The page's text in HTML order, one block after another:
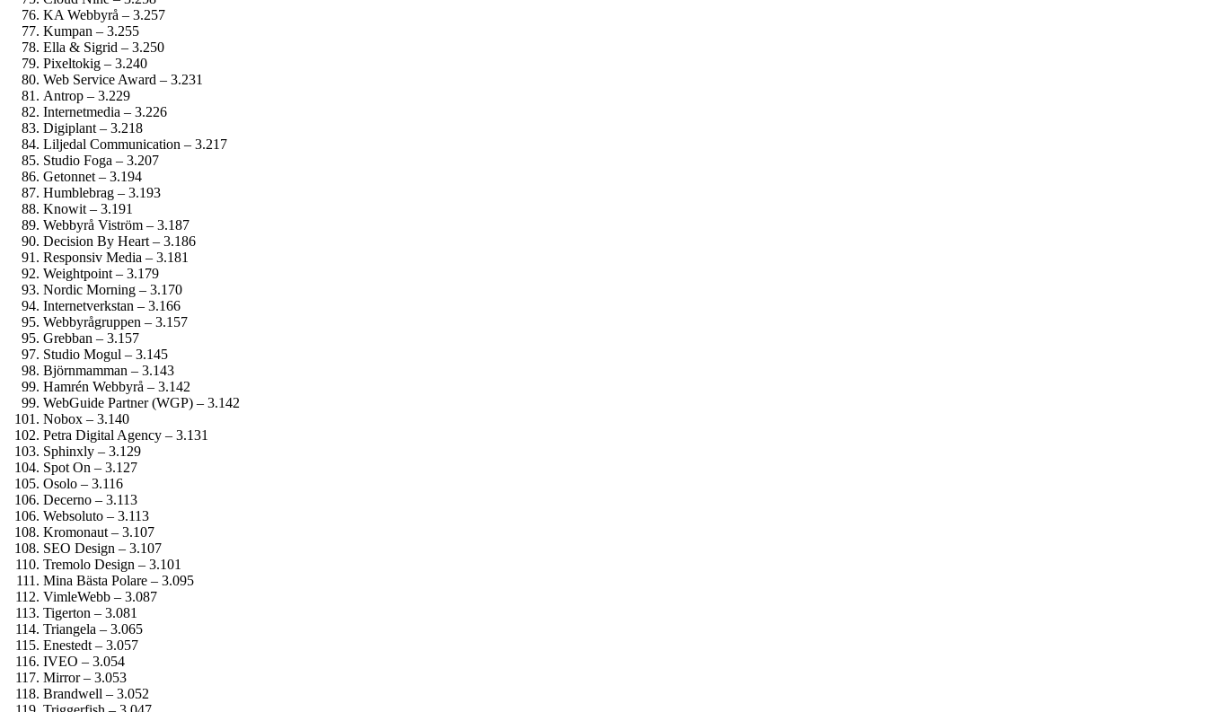
KA Webbyrå – 3.257
Kumpan – 3.255
Ella & Sigrid – 3.250
Pixeltokig – 3.240
Web Service Award – 3.231
Antrop – 3.229
Internetmedia – 3.226
Digiplant – 3.218
Liljedal Communication – 3.217
Studio Foga – 3.207
Getonnet – 3.194
Humblebrag – 3.193
Knowit – 3.191
Webbyrå Viström – 3.187
Decision By Heart – 3.186
Responsiv Media – 3.181
Weightpoint – 3.179
Nordic Morning – 3.170
Internetverkstan – 3.166
Webbyrågruppen – 3.157
Grebban – 3.157
Studio Mogul – 3.145
Björnmamman – 3.143
Hamrén Webbyrå – 3.142
WebGuide Partner (WGP) – 3.142
Nobox – 3.140
Petra Digital Agency – 3.131
Sphinxly – 3.129
Spot On – 3.127
Osolo – 3.116
Decerno – 3.113
Websoluto – 3.113
Kromonaut – 3.107
SEO Design – 3.107
Tremolo Design – 3.101
Mina Bästa Polare – 3.095
VimleWebb – 3.087
Tigerton – 3.081
Triangela – 3.065
Enestedt – 3.057
IVEO – 3.054
Mirror – 3.053
Brandwell – 3.052